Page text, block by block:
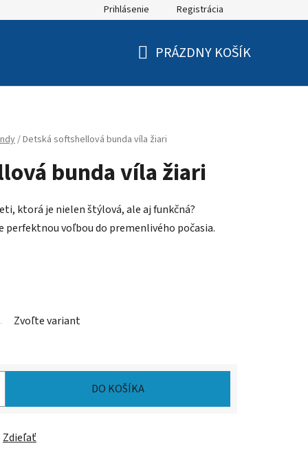
Prihlásenie Registrácia
PRÁZDNY KOŠÍK
/Detská softshellová bunda víla žiari
bunda víla žiari
ktorá je nielen štýlová, ale aj funkčná?
perfektnou voľbou do premenlivého počasia.
Zvoľte variant
DO KOŠÍKA
Zdieľať